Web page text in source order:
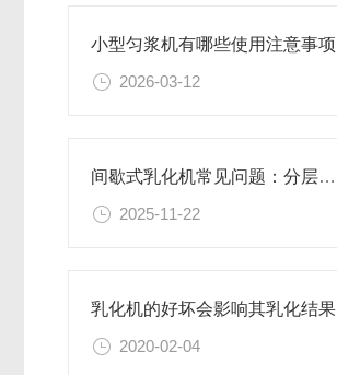
小型匀浆机有哪些使用注意事项
2026-03-12
间歇式乳化机常见问题：分层、破乳、粒径过大怎么办？
2025-11-22
乳化机的好坏会影响其乳化结果
2020-02-04